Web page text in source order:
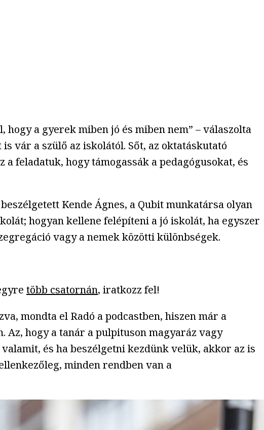
a gyerek miben jó és miben nem” – válaszolta
vár a szülő az iskolától. Sőt, az oktatáskutató
feladatuk, hogy támogassák a pedagógusokat, és
Kende Ágnes, a Qubit munkatársa olyan
hogyan kellene felépíteni a jó iskolát, ha egyszer
vagy a nemek közötti különbségek.
több csatornán, iratkozz fel!
mondta el Radó a podcastben, hiszen már a
Az, hogy a tanár a pulpituson magyaráz vagy
és ha beszélgetni kezdünk velük, akkor az is
minden rendben van a